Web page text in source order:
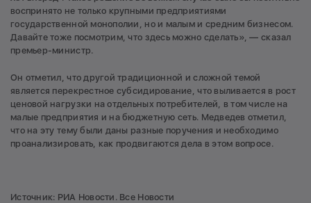
воспринято не только крупными предприятиями
государственной монополии, но и малым и средним бизнесом.
Давайте тоже посмотрим, что здесь можно сделать», — сказал
премьер-министр.
Он отметил, что другой традиционной и сложной темой
является перекрестное субсидирование, что выливается в рост
ценовой нагрузки на отдельных потребителей, в том числе на
малые предприятия и на бюджетную сеть. Медведев отметил,
что на эту тему были даны разные поручения и необходимо
проанализировать, как продвигаются дела в этом вопросе.
Источник: РИА Новости. Все Новости